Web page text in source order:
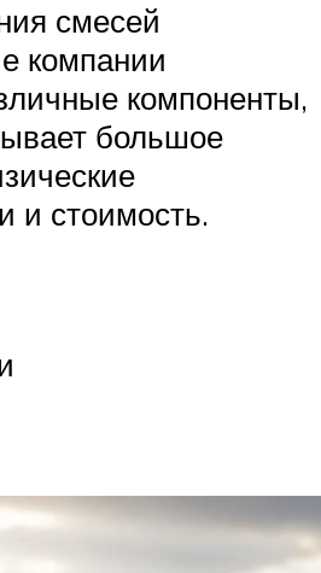
смесей
компании
компоненты,
большое
и стоимость.